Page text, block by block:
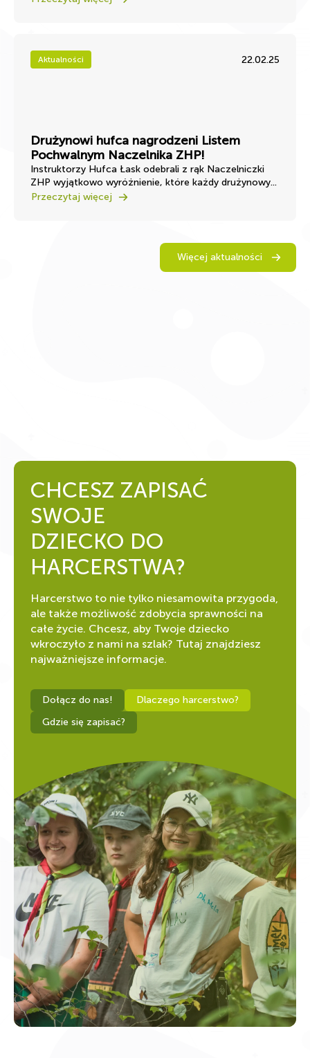
Aktualności 22.02.25
Drużynowi hufca nagrodzeni Listem
Pochwalnym Naczelnika ZHP!
Instruktorzy Hufca Łask odebrali z rąk Naczelniczki
ZHP wyjątkowo wyróżnienie, które każdy drużynowy...
Przeczytaj więcej
Więcej aktualności
CHCESZ ZAPISAĆ
SWOJE
DZIECKO DO
HARCERSTWA?
Harcerstwo to nie tylko niesamowita przygoda,
ale także możliwość zdobycia sprawności na
całe życie. Chcesz, aby Twoje dziecko
wkroczyło z nami na szlak? Tutaj znajdziesz
najważniejsze informacje.
Dołącz do nas!
Dlaczego harcerstwo?
Gdzie się zapisać?